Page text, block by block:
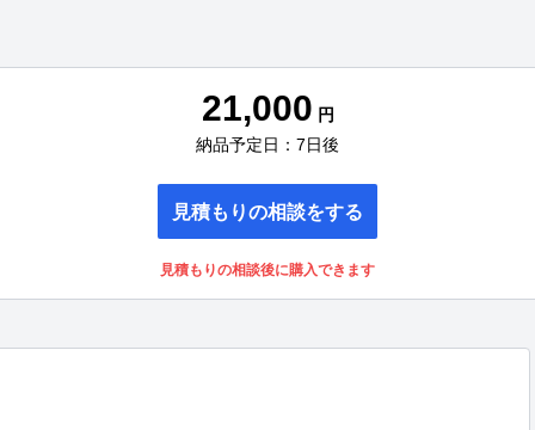
21,000 円
納品予定日：7日後
見積もりの相談をする
見積もりの相談後に購入できます